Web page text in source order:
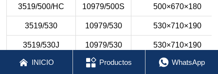
3519/500/HC 10979/500S 500×670×180
3519/530 10979/530 530×710×190
3519/530J 10979/530 530×710×190
3519/560 10979/560 560×750×213
 INICIO  Productos  WhatsApp